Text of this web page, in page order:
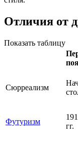
Отличия от
Показать таблицу
Сюрреализм
Футуризм
гг.